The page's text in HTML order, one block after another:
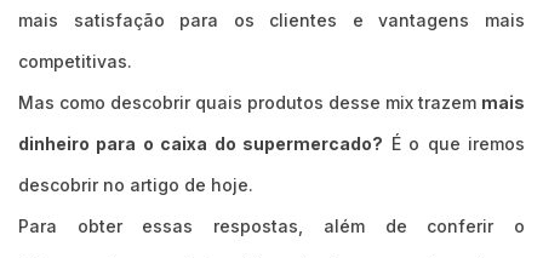
mais satisfação para os clientes e vantagens mais
competitivas.
Mas como descobrir quais produtos desse mix trazem mais
dinheiro para o caixa do supermercado? É o que iremos
descobrir no artigo de hoje.
Para obter essas respostas, além de conferir o